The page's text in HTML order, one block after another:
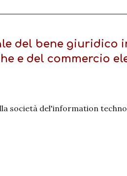
del bene
e del commercio
società del'information